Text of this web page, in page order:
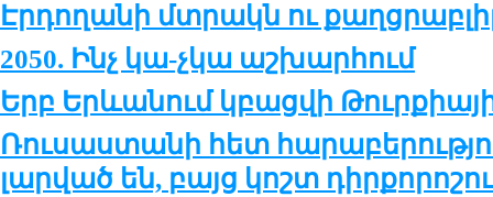
Էրդողանի մտրակն ու
2050. Ինչ կա-չկա աշխարհում
Երբ Երևանում կբացվի
Ռուսաստանի հետ
լարված են, բայց կոշտ